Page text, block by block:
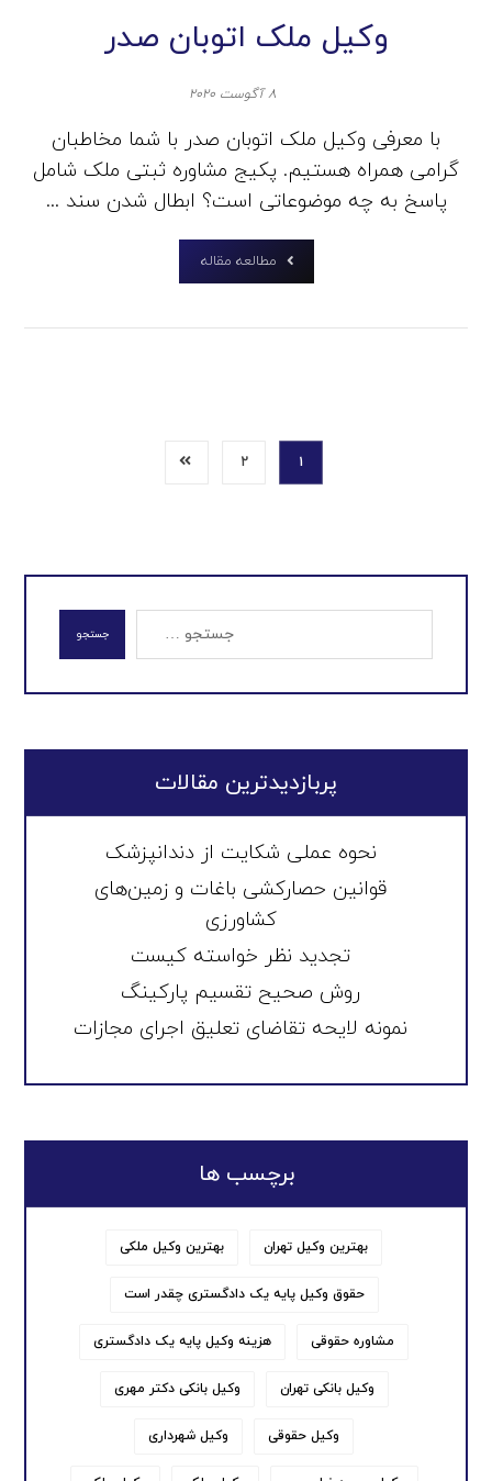
وکیل ملک اتوبان صدر
۸ آگوست ۲۰۲۰
با معرفی وکیل ملک اتوبان صدر با شما مخاطبان
گرامی همراه هستیم. پکیج مشاوره ثبتی ملک شامل
پاسخ به چه موضوعاتی است؟ ابطال شدن سند ...
مطالعه مقاله
۱ ۲
جستجو
پربازدیدترین مقالات
نحوه عملی شکایت از دندانپزشک
قوانین حصارکشی باغات و زمین‌های
کشاورزی
تجدید نظر خواسته کیست
روش صحیح تقسیم پارکینگ
نمونه لایحه تقاضای تعلیق اجرای مجازات
برچسب ها
بهترین وکیل تهران بهترین وکیل ملکی
حقوق وکیل پایه یک دادگستری چقدر است
مشاوره حقوقی هزینه وکیل پایه یک دادگستری
وکیل بانکی تهران وکیل بانکی دکتر مهری
وکیل حقوقی وکیل شهرداری